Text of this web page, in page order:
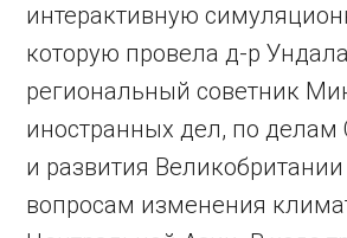
интерактивную
которую провела д-р
региональный советник
иностранных дел, по делам
и развития Великобритании
вопросам изменения